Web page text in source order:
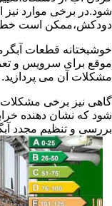
شود.در برخی موارد نیز
دودکش،ممکن است
خوشبختانه قطعات
موقع برای سرویس و
مشکلات آن می پردازید.
گاهی نیز برخی مشکلات
شود که نشان دهنده
بررسی و تنظیم مجدد